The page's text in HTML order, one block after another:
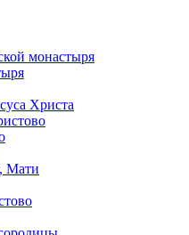
монастыря
Христа
Мати